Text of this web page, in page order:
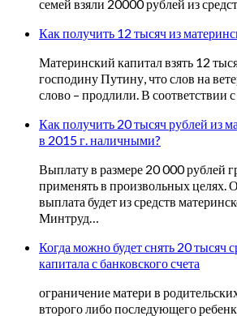
семей взяли 20000 рублей из
Как получить 12 тысяч из
Материнский капитал взять 12
господину Путину, что слов на
слово – продлили. В соответствии
Как получить 20 тысяч рублей из
в 2015 г. наличными?
Выплату в размере 20 000 рублей
применять в произвольных целях.
выплата будет из средств
Минтруд…
Когда можно будет снять 20 тысяч
капитала с банковского счета
ограничение матери в
второго либо последующего